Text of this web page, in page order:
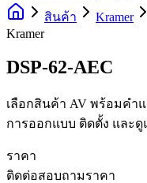
สินค้า
Kramer
Kramer
DSP-62-AEC
เลือกสินค้า AV พร้อมคำแ
การออกแบบ ติดตั้ง และ
ราคา
ติดต่อสอบถามราคา